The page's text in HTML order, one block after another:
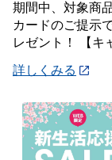
期間中、対象商
カードのご提示
レゼント！ 【キャンペーン期間】 4月1日(水)～5月6日(水)
詳しくみる